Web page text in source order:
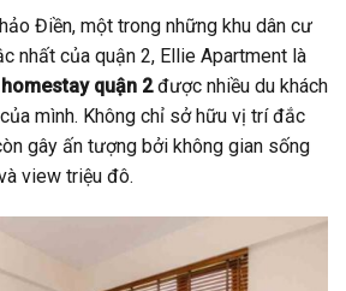
Điền, một trong những khu dân cư
nhất của quận 2, Ellie Apartment là
quận 2được nhiều du khách
mình. Không chỉ sở hữu vị trí đắc
gây ấn tượng bởi không gian sống
view triệu đô.